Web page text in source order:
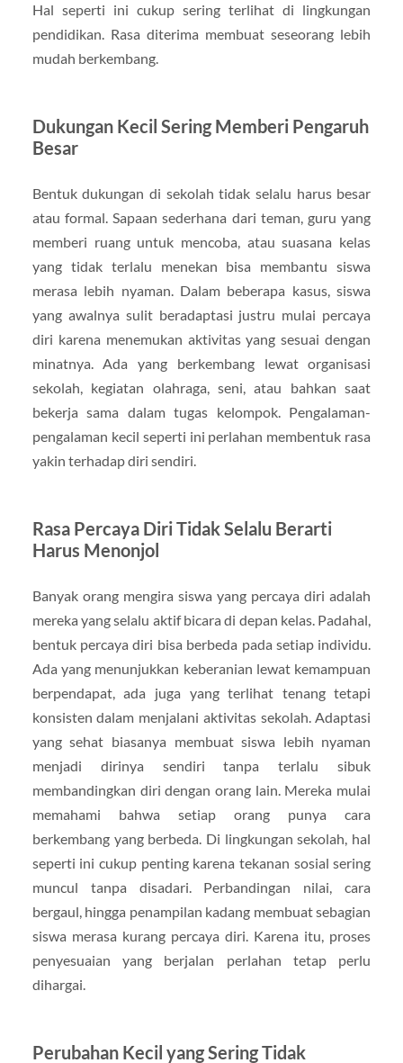
Hal seperti ini cukup sering terlihat di lingkungan
pendidikan. Rasa diterima membuat seseorang lebih
mudah berkembang.
Dukungan Kecil Sering Memberi Pengaruh
Besar
Bentuk dukungan di sekolah tidak selalu harus besar
atau formal. Sapaan sederhana dari teman, guru yang
memberi ruang untuk mencoba, atau suasana kelas
yang tidak terlalu menekan bisa membantu siswa
merasa lebih nyaman. Dalam beberapa kasus, siswa
yang awalnya sulit beradaptasi justru mulai percaya
diri karena menemukan aktivitas yang sesuai dengan
minatnya. Ada yang berkembang lewat organisasi
sekolah, kegiatan olahraga, seni, atau bahkan saat
bekerja sama dalam tugas kelompok. Pengalaman-
pengalaman kecil seperti ini perlahan membentuk rasa
yakin terhadap diri sendiri.
Rasa Percaya Diri Tidak Selalu Berarti
Harus Menonjol
Banyak orang mengira siswa yang percaya diri adalah
mereka yang selalu aktif bicara di depan kelas. Padahal,
bentuk percaya diri bisa berbeda pada setiap individu.
Ada yang menunjukkan keberanian lewat kemampuan
berpendapat, ada juga yang terlihat tenang tetapi
konsisten dalam menjalani aktivitas sekolah. Adaptasi
yang sehat biasanya membuat siswa lebih nyaman
menjadi dirinya sendiri tanpa terlalu sibuk
membandingkan diri dengan orang lain. Mereka mulai
memahami bahwa setiap orang punya cara
berkembang yang berbeda. Di lingkungan sekolah, hal
seperti ini cukup penting karena tekanan sosial sering
muncul tanpa disadari. Perbandingan nilai, cara
bergaul, hingga penampilan kadang membuat sebagian
siswa merasa kurang percaya diri. Karena itu, proses
penyesuaian yang berjalan perlahan tetap perlu
dihargai.
Perubahan Kecil yang Sering Tidak